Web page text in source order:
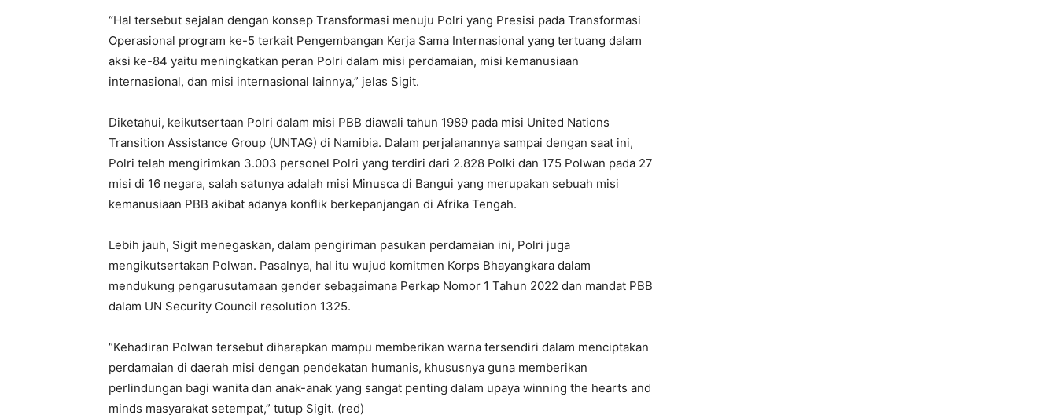
“Hal tersebut sejalan dengan konsep Transformasi menuju Polri yang Presisi pada Transformasi
Operasional program ke-5 terkait Pengembangan Kerja Sama Internasional yang tertuang dalam
aksi ke-84 yaitu meningkatkan peran Polri dalam misi perdamaian, misi kemanusiaan
internasional, dan misi internasional lainnya,” jelas Sigit.
Diketahui, keikutsertaan Polri dalam misi PBB diawali tahun 1989 pada misi United Nations
Transition Assistance Group (UNTAG) di Namibia. Dalam perjalanannya sampai dengan saat ini,
Polri telah mengirimkan 3.003 personel Polri yang terdiri dari 2.828 Polki dan 175 Polwan pada 27
misi di 16 negara, salah satunya adalah misi Minusca di Bangui yang merupakan sebuah misi
kemanusiaan PBB akibat adanya konflik berkepanjangan di Afrika Tengah.
Lebih jauh, Sigit menegaskan, dalam pengiriman pasukan perdamaian ini, Polri juga
mengikutsertakan Polwan. Pasalnya, hal itu wujud komitmen Korps Bhayangkara dalam
mendukung pengarusutamaan gender sebagaimana Perkap Nomor 1 Tahun 2022 dan mandat PBB
dalam UN Security Council resolution 1325.
“Kehadiran Polwan tersebut diharapkan mampu memberikan warna tersendiri dalam menciptakan
perdamaian di daerah misi dengan pendekatan humanis, khususnya guna memberikan
perlindungan bagi wanita dan anak-anak yang sangat penting dalam upaya winning the hearts and
minds masyarakat setempat,” tutup Sigit. (red)